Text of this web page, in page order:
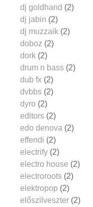
dj goldhand (2)
dj jabin (2)
dj muzzaik (2)
doboz (2)
dork (2)
drum n bass (2)
dub fx (2)
dvbbs (2)
dyro (2)
editors (2)
edo denova (2)
effendi (2)
electrify (2)
electro house (2)
electroroots (2)
elektropop (2)
előszilveszter (2)